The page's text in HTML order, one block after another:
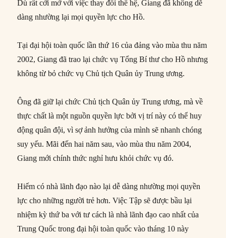
Dù rất cởi mở với việc thay đổi thế hệ, Giang đã không dễ
dàng nhường lại mọi quyền lực cho Hồ.
Tại đại hội toàn quốc lần thứ 16 của đảng vào mùa thu năm
2002, Giang đã trao lại chức vụ Tổng Bí thư cho Hồ nhưng
không từ bỏ chức vụ Chủ tịch Quân ủy Trung ương.
Ông đã giữ lại chức Chủ tịch Quân ủy Trung ương, mà về
thực chất là một nguồn quyền lực bởi vị trí này có thể huy
động quân đội, vì sợ ảnh hưởng của mình sẽ nhanh chóng
suy yếu. Mãi đến hai năm sau, vào mùa thu năm 2004,
Giang mới chính thức nghỉ hưu khỏi chức vụ đó.
Hiếm có nhà lãnh đạo nào lại dễ dàng nhường mọi quyền
lực cho những người trẻ hơn. Việc Tập sẽ được bầu lại
nhiệm kỳ thứ ba với tư cách là nhà lãnh đạo cao nhất của
Trung Quốc trong đại hội toàn quốc vào tháng 10 này